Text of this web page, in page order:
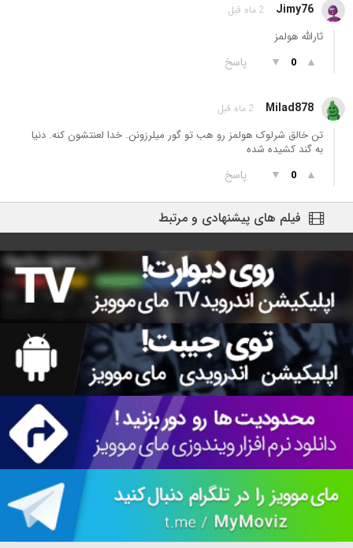
Jimy76 2 ماه قبل
ثارالله هولمز
▲
0
▼ پاسخ
Milad878 2 ماه قبل
تن خالق شرلوک هولمز رو هب تو گور میلرزونن. خدا لعنتشون کنه. دنیا
به گند کشیده شده
▲
0
▼ پاسخ
فیلم های پیشنهادی و مرتبط